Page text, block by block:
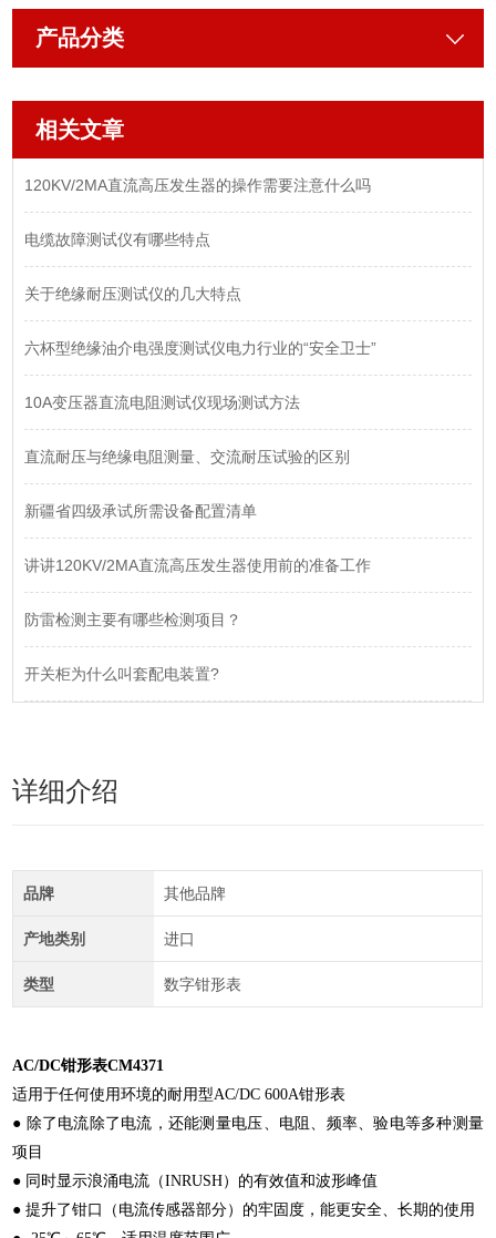
产品分类
相关文章
120KV/2MA直流高压发生器的操作需要注意什么吗
电缆故障测试仪有哪些特点
关于绝缘耐压测试仪的几大特点
六杯型绝缘油介电强度测试仪电力行业的“安全卫士”
10A变压器直流电阻测试仪现场测试方法
直流耐压与绝缘电阻测量、交流耐压试验的区别
新疆省四级承试所需设备配置清单
讲讲120KV/2MA直流高压发生器使用前的准备工作
防雷检测主要有哪些检测项目？
开关柜为什么叫套配电装置?
详细介绍
品牌 其他品牌
产地类别 进口
类型 数字钳形表
AC/DC钳形表CM4371
适用于任何使用环境的耐用型AC/DC 600A钳形表
● 除了电流除了电流，还能测量电压、电阻、频率、验电等多种测量
项目
● 同时显示浪涌电流（INRUSH）的有效值和波形峰值
● 提升了钳口（电流传感器部分）的牢固度，能更安全、长期的使用